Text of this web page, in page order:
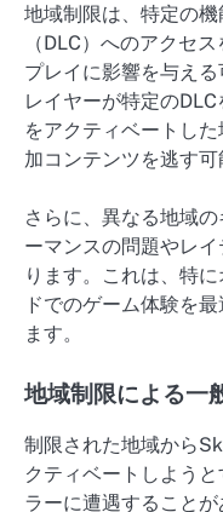
地域制限は、特定の
（DLC）へのアクセ
プレイに影響を与え
レイヤーが特定の
をアクティベートし
加コンテンツを逃す可
さらに、異なる地域
ーマンスの問題やレ
ります。これは、特
ドでのゲーム体験を
ます。
地域制限による一
制限された地域から
クティベートしよう
ラーに遭遇すること